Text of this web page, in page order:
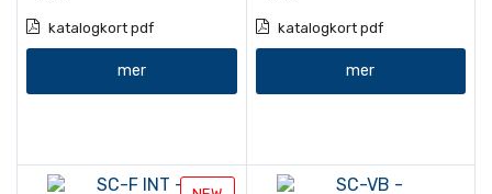
katalogkort pdf
mer
katalogkort pdf
mer